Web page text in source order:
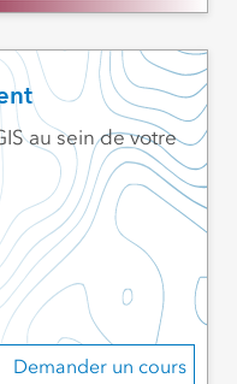
Demander un cours
au sein de votre